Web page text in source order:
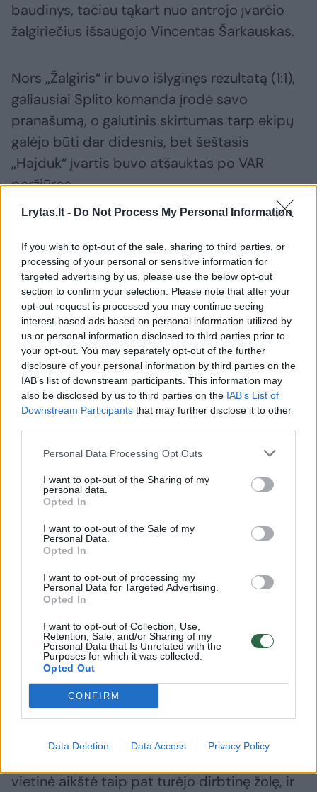
Lrytas.lt - Do Not Process My Personal Information
If you wish to opt-out of the sale, sharing to third parties, or
processing of your personal or sensitive information for
targeted advertising by us, please use the below opt-out
section to confirm your selection. Please note that after your
opt-out request is processed you may continue seeing
interest-based ads based on personal information utilized by
us or personal information disclosed to third parties prior to
your opt-out. You may separately opt-out of the further
disclosure of your personal information by third parties on the
IAB’s list of downstream participants. This information may
also be disclosed by us to third parties on the IAB’s List of
Downstream Participants that may further disclose it to other
Personal Data Processing Opt Outs
I want to opt-out of the Sharing of my
personal data.
Opted In
I want to opt-out of the Sale of my
Personal Data.
Opted In
I want to opt-out of processing my
Personal Data for Targeted Advertising.
Opted In
I want to opt-out of Collection, Use,
Retention, Sale, and/or Sharing of my
Personal Data that Is Unrelated with the
Purposes for which it was collected.
Opted Out
CONFIRM
Data Deletion Data Access Privacy Policy
baudinys, tačiau tąkart nuo antrojo įvarčio
žalgiriečius išsaugojo Vincentas Šarkauskas.
Nors „Žalgiris“ ir buvo išlyginęs rezultatą (1:1),
galiausiai Splito komanda įrodė savo
pranašumą, o galutinis skirtumas tarp ekipų
galėjo būti dar didesnis, bet šeštasis
„Hajduk“ įvartis buvo atšauktas po VAR
peržiūros.
nemažai kalbama apie „Žalgirio“ namų
stadiono dirbtinę dangą, mat ant tikros žolės
įprastai žaidžiantys kroatai prie jos gali būti
nepripratę. Akcentuojamas buvo galimas
greitesnis žaidimas, tačiau tai, panašu, į
naudą buvo būtent „Hajduk“ komandai.
Susiję straipsniai
Po Vilniaus „Žalgirio“
prezidento A. Tapino žinutė
(1)
skriejo
„Tai, aišku, veikia rungtynes – tai buvo tiesa ir
vietinė aikštė taip pat turėjo dirbtinę žolę, ir